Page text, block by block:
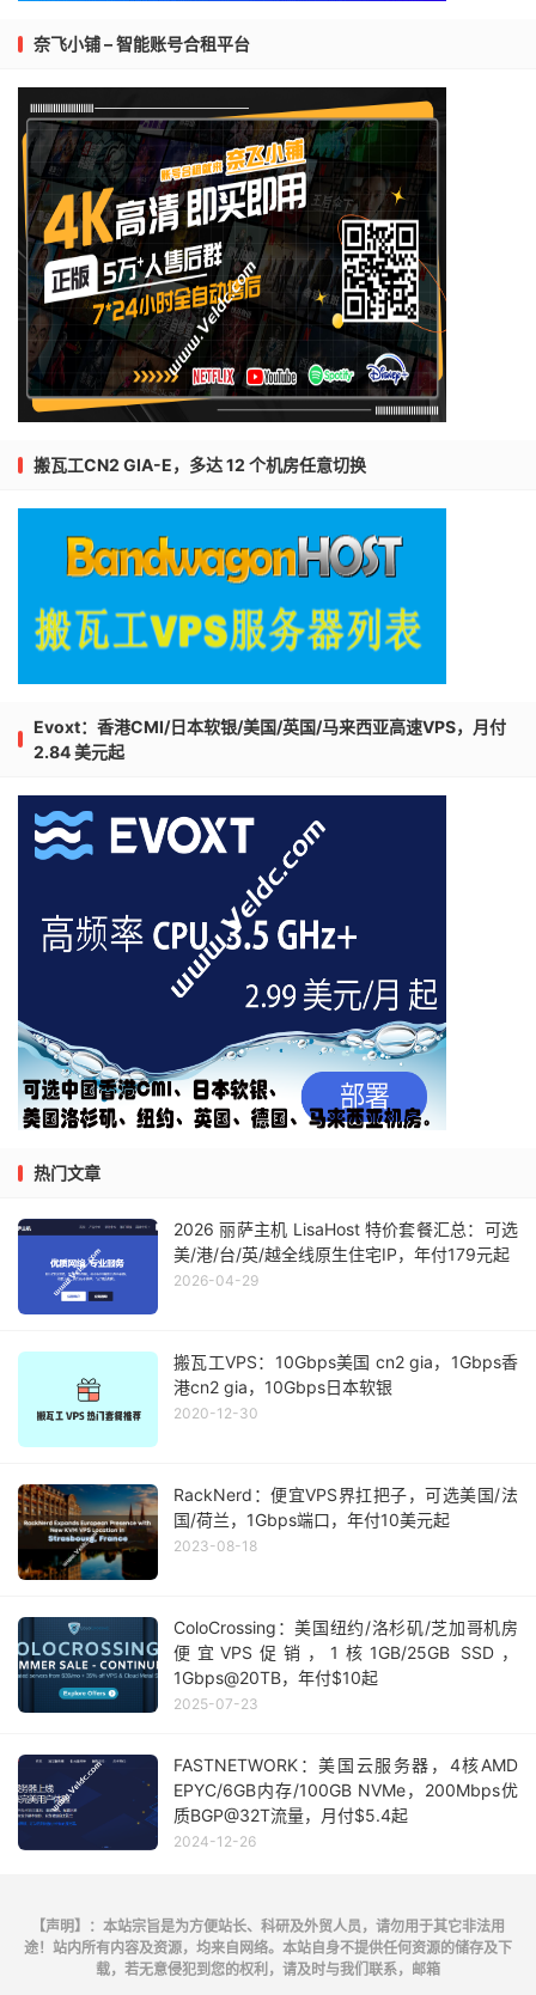
奈飞小铺 – 智能账号合租平台
搬瓦工CN2 GIA-E，多达 12 个机房任意切换
Evoxt：香港CMI/日本软银/美国/英国/马来西亚高速VPS，月付
2.84 美元起
热门文章
2026 丽萨主机 LisaHost 特价套餐汇总：可选
美/港/台/英/越全线原生住宅IP，年付179元起
2026-04-29
搬瓦工VPS：10Gbps美国 cn2 gia，1Gbps香
港cn2 gia，10Gbps日本软银
2020-12-30
RackNerd：便宜VPS界扛把子，可选美国/法
国/荷兰，1Gbps端口，年付10美元起
2023-08-18
ColoCrossing：美国纽约/洛杉矶/芝加哥机房
便宜VPS促销，1核1GB/25GB SSD，
1Gbps@20TB，年付$10起
2025-07-23
FASTNETWORK：美国云服务器，4核AMD
EPYC/6GB内存/100GB NVMe，200Mbps优
质BGP@32T流量，月付$5.4起
2024-12-26
【声明】：本站宗旨是为方便站长、科研及外贸人员，请勿用于其它非法用
途！站内所有内容及资源，均来自网络。本站自身不提供任何资源的储存及下
载，若无意侵犯到您的权利，请及时与我们联系，邮箱